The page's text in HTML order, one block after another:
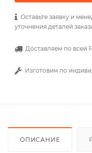
Оставьте заявку и
уточнения деталей
Доставляем по всей
Изготовим по
ОПИСАНИЕ